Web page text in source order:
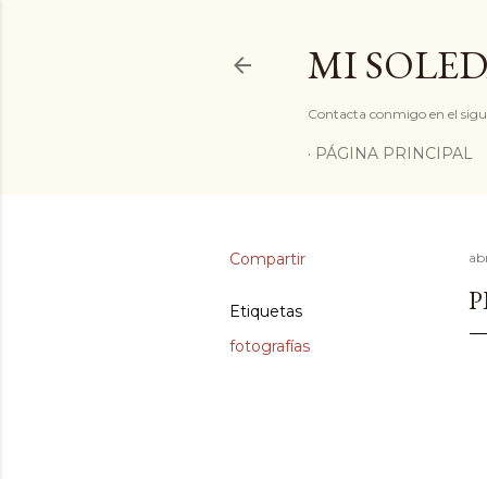
MI
Contacta conmigo en el
PÁGINA PRINCIPAL
Compartir
Etiquetas
fotografías